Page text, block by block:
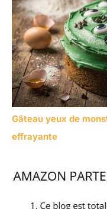
Gâteau yeux de
effrayante